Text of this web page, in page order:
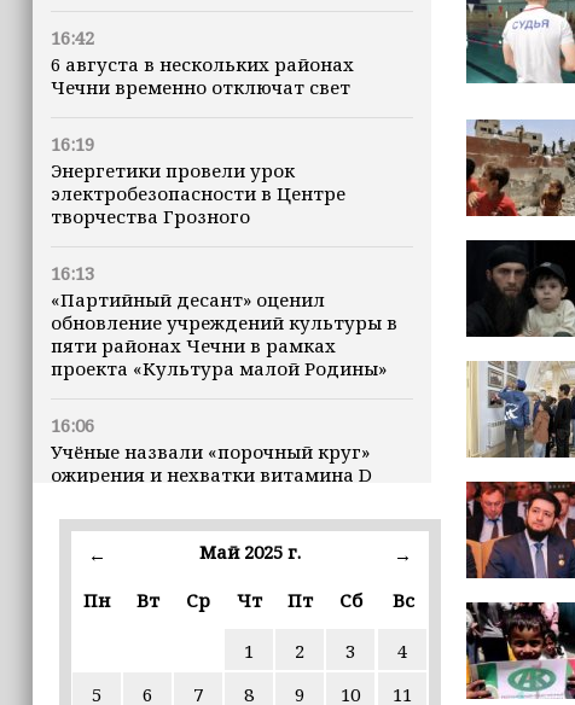
16:42
6 августа в нескольких районах
Чечни временно отключат свет
16:19
Энергетики провели урок
электробезопасности в Центре
творчества Грозного
16:13
«Партийный десант» оценил
обновление учреждений культуры в
пяти районах Чечни в рамках
проекта «Культура малой Родины»
16:06
Учёные назвали «порочный круг»
ожирения и нехватки витамина D
16:00
В Чеченской Республике начинается
В Чеченской Республики
избирательные комиссии
← Май 2025 г.
→
Пн
Вт Ср Чт Пт Сб Вс
1 2 3
4
5
6 7 8 9 10 11